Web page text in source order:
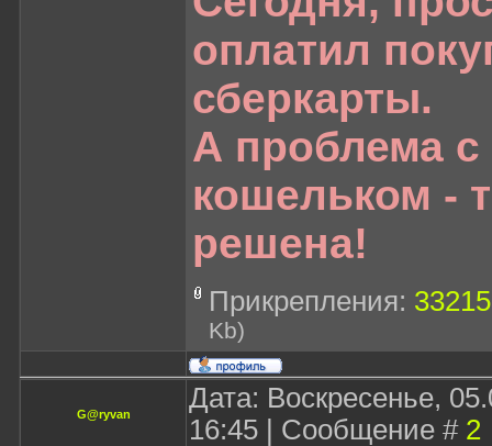
оплатил
сберкарты.
А проблема с
кошельком -
решена!
Прикрепления:
Kb)
G@ryvan
Дата: Воскресенье,
16:45 | Сообщение # 2